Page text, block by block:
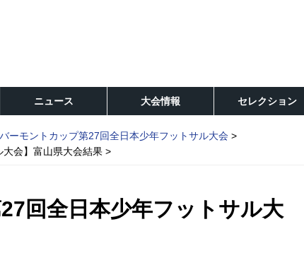
ニュース 大会情報 セレクション
バーモントカップ第27回全日本少年フットサル大会
大会】富山県大会結果
回全日本少年フットサル大